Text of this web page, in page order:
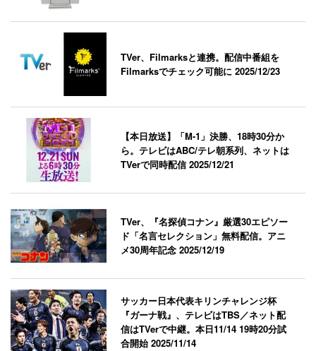
TVer、Filmarksと連携。配信中番組を
Filmarksでチェック可能に2025/12/23
【本日放送】「M-1」決勝、18時30分か
ら。テレビはABC/テレ朝系列、ネットは
TVerで同時配信2025/12/21
TVer、『名探偵コナン』厳選30エピソー
ド「名言セレクション」無料配信。アニ
メ30周年記念2025/12/19
サッカー日本代表キリンチャレンジ杯
『ガーナ戦』、テレビはTBS／ネット配
信はTVerで中継。本日11/14 19時20分試
合開始2025/11/14